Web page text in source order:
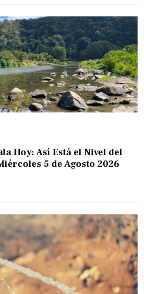
Hoy: Así Está el Nivel del
5 de Agosto 2026